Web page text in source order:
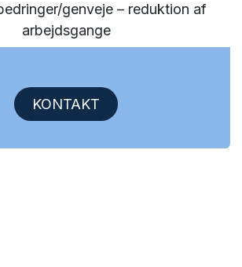
genveje – reduktion af
arbejdsgange
KONTAKT​​​​​​